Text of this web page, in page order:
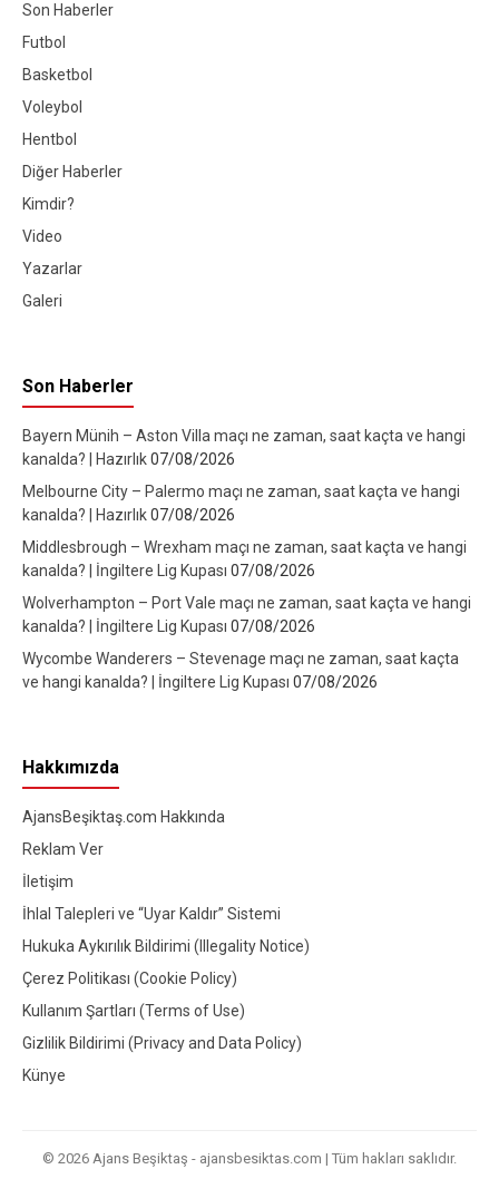
Son Haberler
Futbol
Basketbol
Voleybol
Hentbol
Diğer Haberler
Kimdir?
Video
Yazarlar
Galeri
Son Haberler
Bayern Münih – Aston Villa maçı ne zaman, saat kaçta ve hangi
kanalda? | Hazırlık07/08/2026
Melbourne City – Palermo maçı ne zaman, saat kaçta ve hangi
kanalda? | Hazırlık07/08/2026
Middlesbrough – Wrexham maçı ne zaman, saat kaçta ve hangi
kanalda? | İngiltere Lig Kupası 07/08/2026
Wolverhampton – Port Vale maçı ne zaman, saat kaçta ve hangi
kanalda? | İngiltere Lig Kupası 07/08/2026
Wycombe Wanderers – Stevenage maçı ne zaman, saat kaçta
ve hangi kanalda? | İngiltere Lig Kupası 07/08/2026
Hakkımızda
AjansBeşiktaş.com Hakkında
Reklam Ver
İletişim
İhlal Talepleri ve “Uyar Kaldır” Sistemi
Hukuka Aykırılık Bildirimi (Illegality Notice)
Çerez Politikası (Cookie Policy)
Kullanım Şartları (Terms of Use)
Gizlilik Bildirimi (Privacy and Data Policy)
Künye
© 2026 Ajans Beşiktaş - ajansbesiktas.com | Tüm hakları saklıdır.